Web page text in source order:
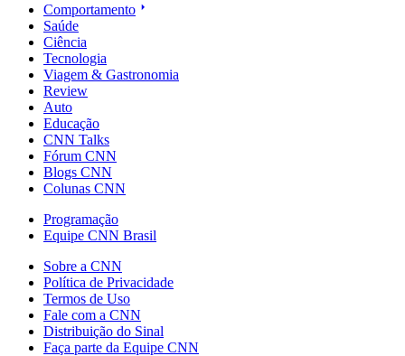
Comportamento
Saúde
Ciência
Tecnologia
Viagem & Gastronomia
Review
Auto
Educação
CNN Talks
Fórum CNN
Blogs CNN
Colunas CNN
Programação
Equipe CNN Brasil
Sobre a CNN
Política de Privacidade
Termos de Uso
Fale com a CNN
Distribuição do Sinal
Faça parte da Equipe CNN